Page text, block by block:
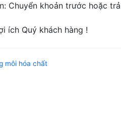
Chuyển khoản trước hoặc
ích Quý khách hàng !
môi hóa chất